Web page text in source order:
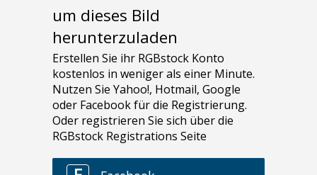
um dieses Bild
herunterzuladen